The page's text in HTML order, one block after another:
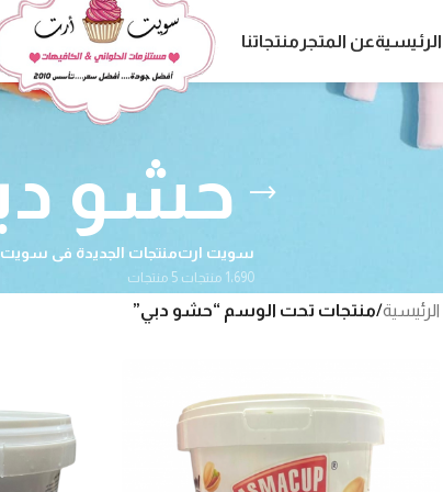
الرئيسيةعن المتجر منتجاتنا
حشو
سويت ارت
1٬690 منتجات
منتجات الجديدة فى
5 منتجات
الرئيسية/منتجات تحت الوسم “حشو دبي”